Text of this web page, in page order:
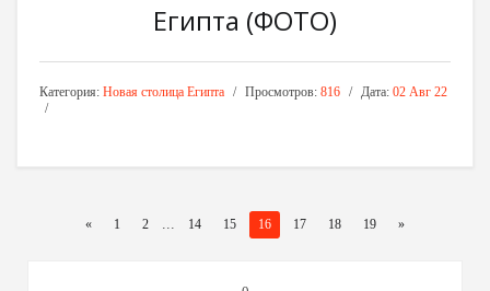
Египта (ФОТО)
Категория: Новая столица Египта Просмотров: 816 Дата: 02 Авг 22
« 1 2 ... 14 15 16 17 18 19 »